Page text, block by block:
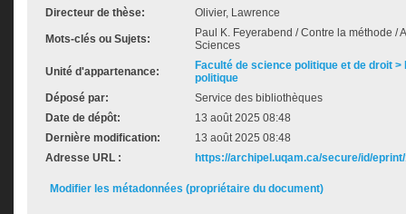
Directeur de thèse: Olivier, Lawrence
Mots-clés ou Sujets:
Paul K. Feyerabend / Contre la méthode /
Sciences
Unité d'appartenance:
Faculté de science politique et de droit
politique
Déposé par:
Service des bibliothèques
Date de dépôt:
13 août 2025 08:48
Dernière modification:
13 août 2025 08:48
Adresse URL :
https://archipel.uqam.ca/secure/id/
Modifier les métadonnées (propriétaire du document)